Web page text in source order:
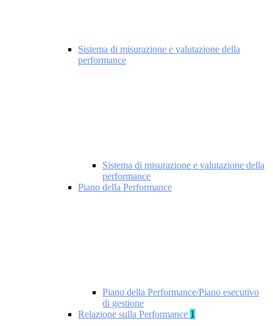
Sistema di misurazione e valutazione della
performance
Sistema di misurazione e valutazione della
performance
Piano della Performance
Piano della Performance/Piano esecutivo
di gestione
Relazione sulla Performance 1